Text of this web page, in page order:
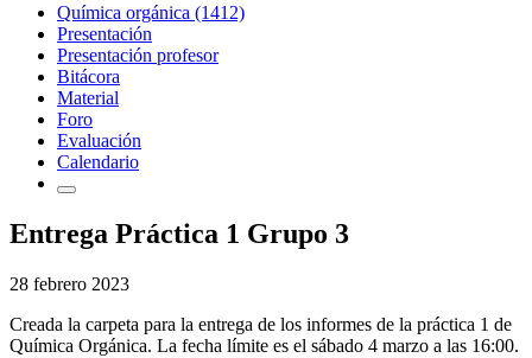
Química orgánica (1412)
Presentación
Presentación profesor
Bitácora
Material
Foro
Evaluación
Calendario
Entrega Práctica 1 Grupo 3
28 febrero 2023
Creada la carpeta para la entrega de los informes de la práctica 1 de
Química Orgánica. La fecha límite es el sábado 4 marzo a las 16:00.